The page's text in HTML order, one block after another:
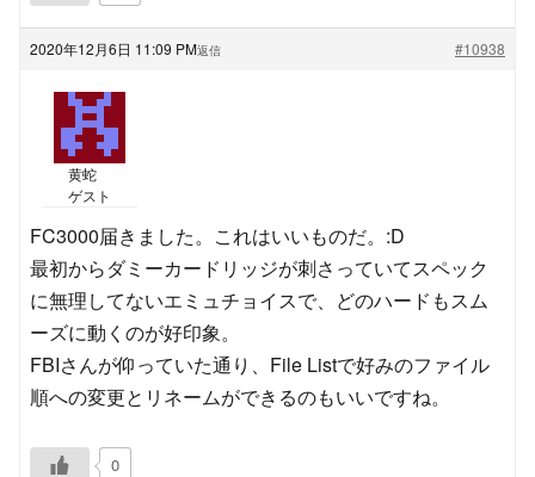
2020年12月6日 11:09 PM #10938
返信
黄蛇
ゲスト
FC3000届きました。これはいいものだ。:D
最初からダミーカードリッジが刺さっていてスペック
に無理してないエミュチョイスで、どのハードもスム
ーズに動くのが好印象。
FBIさんが仰っていた通り、File Listで好みのファイル
順への変更とリネームができるのもいいですね。
0